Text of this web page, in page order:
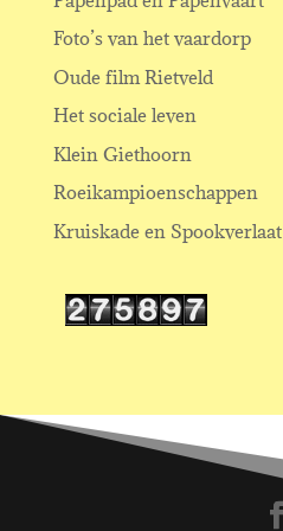
Foto’s van het vaardorp
Oude film Rietveld
Het sociale leven
Klein Giethoorn
Roeikampioenschappen
Kruiskade en Spookverlaat